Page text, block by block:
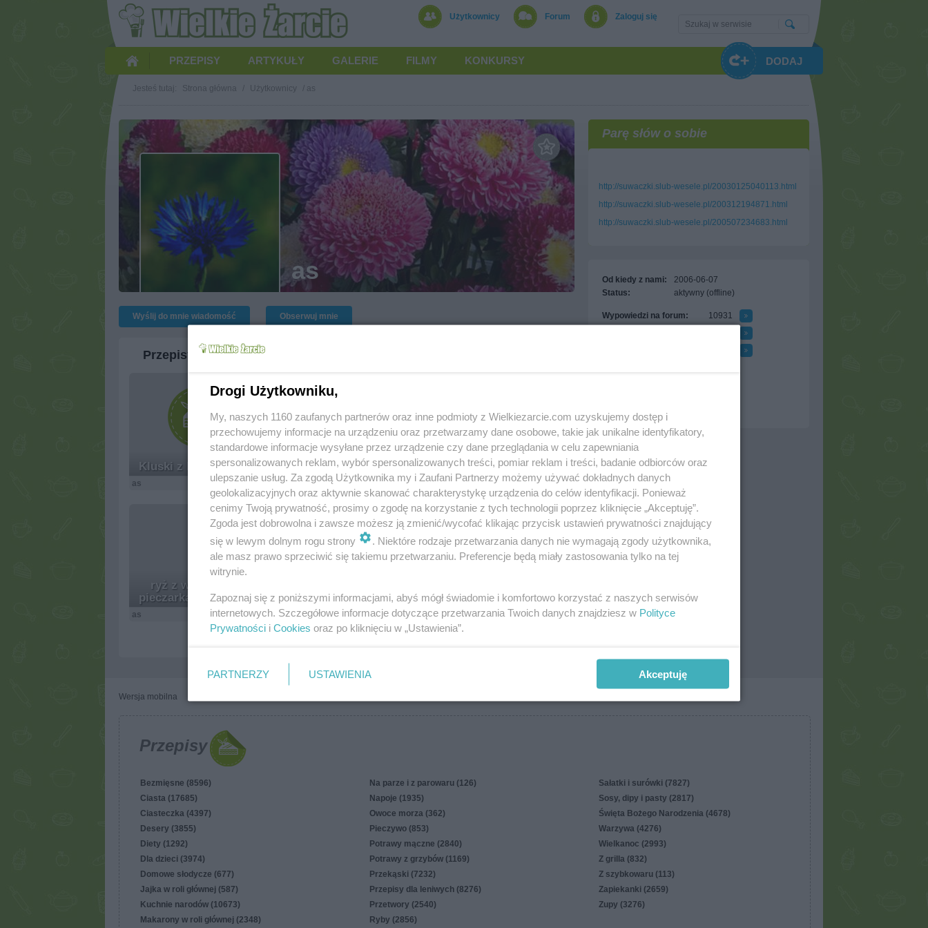
Użytkownicy Forum Zaloguj się
PRZEPISY ARTYKUŁY GALERIE FILMY KONKURSY DODAJ
Jesteś tutaj: Strona główna / Użytkownicy / as
as
Wyślij do mnie wiadomość Obserwuj mnie
Przepisy
Kluski z kaszy manny
9.1k 27 7
as
Ogórki kiszone
5.8k 5 3
as
Żołądki lub serca
pieczone
26.9k 8 2
as
ryż z warzywami,
pieczarkami i mięsem
9.7k 20 8
as
kapusty
5.8k 9 0
as
do frytek
7.2k 10 0
as
Parę słów o sobie
http://suwaczki.slub-wesele.pl/20030125040113.html
http://suwaczki.slub-wesele.pl/200312194871.html
http://suwaczki.slub-wesele.pl/200507234683.html
Od kiedy z nami:
2006-06-07
Status:
aktywny (offline)
Wypowiedzi na forum:
10931
Wersja mobilna
Przepisy
Bezmięsne (8596)
Ciasta (17685)
Ciasteczka (4397)
Desery (3855)
Diety (1292)
Dla dzieci (3974)
Domowe słodycze (677)
Jajka w roli głównej (587)
Kuchnie narodów (10673)
Makarony w roli głównej (2348)
Na parze i z parowaru (126)
Napoje (1935)
Owoce morza (362)
Pieczywo (853)
Potrawy mączne (2840)
Potrawy z grzybów (1169)
Przekąski (7232)
Przepisy dla leniwych (8276)
Przetwory (2540)
Ryby (2856)
Sałatki i surówki (7827)
Sosy, dipy i pasty (2817)
Święta Bożego Narodzenia (4678)
Warzywa (4276)
Wielkanoc (2993)
Z grilla (832)
Z szybkowaru (113)
Zapiekanki (2659)
Zupy (3276)
Drogi Użytkowniku,
My, naszych 1160 zaufanych partnerów oraz inne podmioty z Wielkiezarcie.com uzyskujemy dostęp i
przechowujemy informacje na urządzeniu oraz przetwarzamy dane osobowe, takie jak unikalne identyfikatory,
standardowe informacje wysyłane przez urządzenie czy dane przeglądania w celu zapewniania
spersonalizowanych reklam, wybór spersonalizowanych treści, pomiar reklam i treści, badanie odbiorców oraz
ulepszanie usług. Za zgodą Użytkownika my i Zaufani Partnerzy możemy używać dokładnych danych
geolokalizacyjnych oraz aktywnie skanować charakterystykę urządzenia do celów identyfikacji. Ponieważ
cenimy Twoją prywatność, prosimy o zgodę na korzystanie z tych technologii poprzez kliknięcie „Akceptuję”.
Zgoda jest dobrowolna i zawsze możesz ją zmienić/wycofać klikając przycisk ustawień prywatności znajdujący
się w lewym dolnym rogu strony
. Niektóre rodzaje przetwarzania danych nie wymagają zgody użytkownika,
ale masz prawo sprzeciwić się takiemu przetwarzaniu. Preferencje będą miały zastosowania tylko na tej
witrynie.
Zapoznaj się z poniższymi informacjami, abyś mógł świadomie i komfortowo korzystać z naszych serwisów
internetowych. Szczegółowe informacje dotyczące przetwarzania Twoich danych znajdziesz w Polityce
Prywatności i Cookies oraz po kliknięciu w „Ustawienia”.
PARTNERZY USTAWIENIA Akceptuję